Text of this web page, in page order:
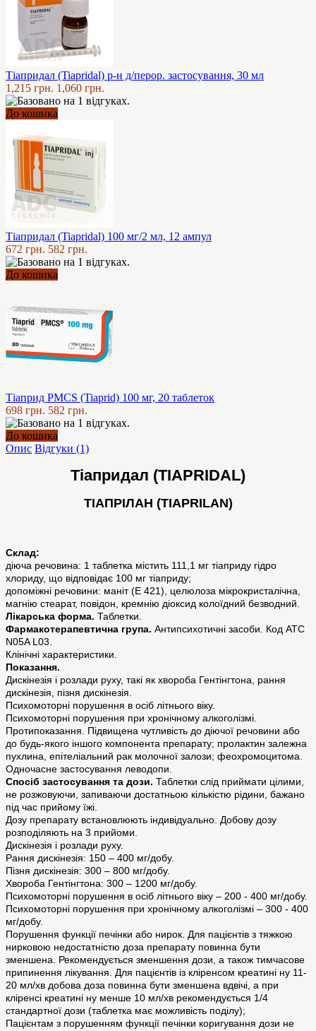
Тіапридал (Tiapridal) р-н д/перор. застосування, 30 мл
1,215 грн. 1,060 грн.
До кошика
Тіапридал (Tiapridal) 100 мг/2 мл, 12 ампул
672 грн. 582 грн.
До кошика
Тіаприд PMCS (Tiaprid) 100 мг, 20 таблеток
698 грн. 582 грн.
До кошика
Опис Відгуки (1)
Тіапридал (TIAPRIDAL)
ТІАПРІЛАН (TIAPRILAN)
Склад:
діюча речовина: 1 таблетка містить 111,1 мг тіаприду гідро
хлориду, що відповідає 100 мг тіаприду;
допоміжні речовини: маніт (Е 421), целюлоза мікрокристалічна,
магнію стеарат, повідон, кремнію діоксид колоїдний безводний.
Лікарська форма. Таблетки.
Фармакотерапевтична група. Антипсихотичні засоби. Код АТС
N05A L03.
Клінічні характеристики.
Показання.
Дискінезія і розлади руху, такі як хвороба Гентінгтона, рання
дискінезія, пізня дискінезія.
Психомоторні порушення в осіб літнього віку.
Психомоторні порушення при хронічному алкоголізмі.
Протипоказання. Підвищена чутливість до діючої речовини або
до будь-якого іншого компонента препарату; пролактин залежна
пухлина, епітеліальний рак молочної залози; феохромоцитома.
Одночасне застосування леводопи.
Спосіб застосування та дози. Таблетки слід приймати цілими,
не розжовуючи, запиваючи достатньою кількістю рідини, бажано
під час прийому їжі.
Дозу препарату встановлюють індивідуально. Добову дозу
розподіляють на 3 прийоми.
Дискінезія і розлади руху.
Рання дискінезія: 150 – 400 мг/добу.
Пізня дискінезія: 300 – 800 мг/добу.
Хвороба Гентінгтона: 300 – 1200 мг/добу.
Психомоторні порушення в осіб літнього віку – 200 - 400 мг/добу.
Психомоторні порушення при хронічному алкоголізмі – 300 - 400
мг/добу.
Порушення функції печінки або нирок. Для пацієнтів з тяжкою
нирковою недостатністю доза препарату повинна бути
зменшена. Рекомендується зменшення дози, а також тимчасове
припинення лікування. Для пацієнтів із кліренсом креатині ну 11-
20 мл/хв добова доза повинна бути зменшена вдвічі, а при
кліренсі креатині ну менше 10 мл/хв рекомендується 1/4
стандартної дози (таблетка має можливість поділу);
Пацієнтам з порушенням функції печінки коригування дози не